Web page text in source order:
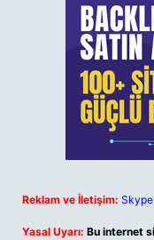
Reklam ve İletişim:
Yasal Uyarı: Bu internet